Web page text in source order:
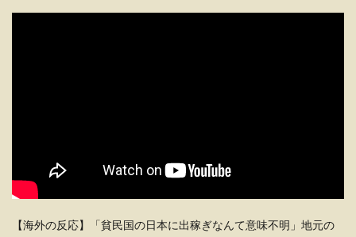
【海外の反応】「貧民国の日本に出稼ぎなんて意味不明」地元の